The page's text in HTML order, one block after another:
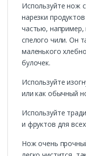
Используйте нож
нарезки
частью,
спелого чили. Он
маленького
булочек.
Используйте
или как обычный
Используйте
и фруктов для
Нож очень